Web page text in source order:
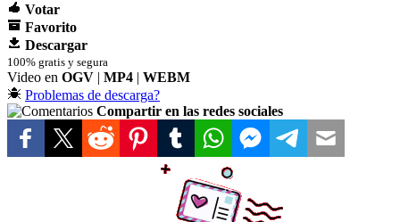
Votar
Favorito
Descargar
100% gratis y segura
Video en OGV | MP4 | WEBM
Problemas de descarga?
Compartir en las redes sociales